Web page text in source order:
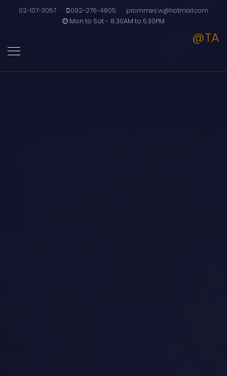
02-107-3057 092-276-4805
prommes.w@hotmail.com
Mon to Sat - 8.30AM to 5.30PM
@TA